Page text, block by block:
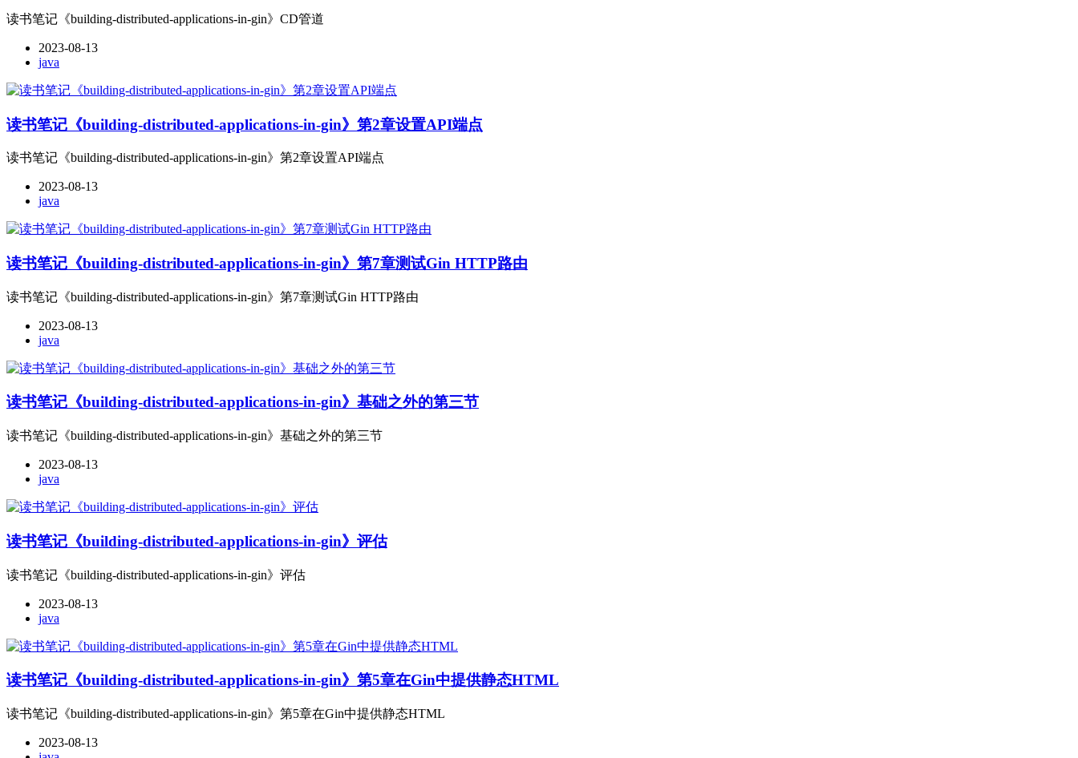
读书笔记《building-distributed-applications-in-gin》CD管道
2023-08-13
java
读书笔记《building-distributed-applications-in-gin》第2章设置API端点
读书笔记《building-distributed-applications-in-gin》第2章设置API端点
2023-08-13
java
读书笔记《building-distributed-applications-in-gin》第7章测试Gin HTTP路由
读书笔记《building-distributed-applications-in-gin》第7章测试Gin HTTP路由
2023-08-13
java
读书笔记《building-distributed-applications-in-gin》基础之外的第三节
读书笔记《building-distributed-applications-in-gin》基础之外的第三节
2023-08-13
java
读书笔记《building-distributed-applications-in-gin》评估
读书笔记《building-distributed-applications-in-gin》评估
2023-08-13
java
读书笔记《building-distributed-applications-in-gin》第5章在Gin中提供静态HTML
读书笔记《building-distributed-applications-in-gin》第5章在Gin中提供静态HTML
2023-08-13